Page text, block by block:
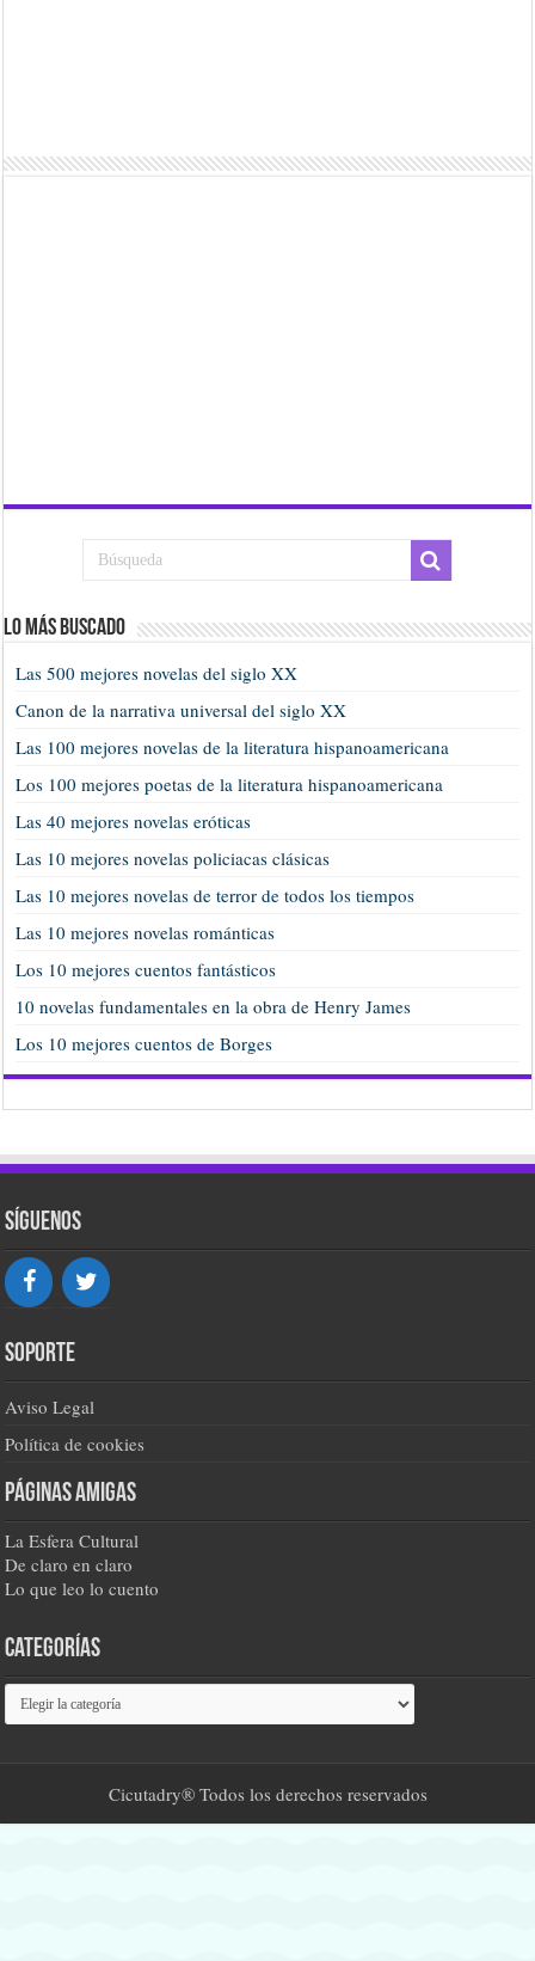
Lo más buscado
Las 500 mejores novelas del siglo XX
Canon de la narrativa universal del siglo XX
Las 100 mejores novelas de la literatura hispanoamericana
Los 100 mejores poetas de la literatura hispanoamericana
Las 40 mejores novelas eróticas
Las 10 mejores novelas policiacas clásicas
Las 10 mejores novelas de terror de todos los tiempos
Las 10 mejores novelas románticas
Los 10 mejores cuentos fantásticos
10 novelas fundamentales en la obra de Henry James
Los 10 mejores cuentos de Borges
Síguenos
Soporte
Aviso Legal
Política de cookies
Páginas amigas
La Esfera Cultural
De claro en claro
Lo que leo lo cuento
Categorías
Categorías
Cicutadry® Todos los derechos reservados